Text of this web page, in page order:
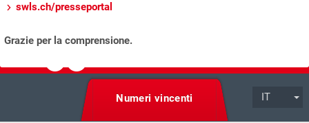
swls.ch/presseportal
Grazie per la comprensione.
IT
Numeri vincenti